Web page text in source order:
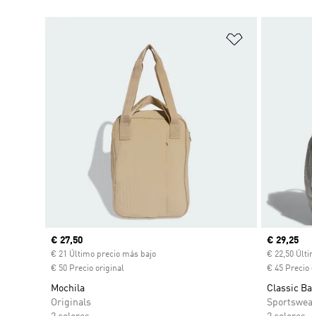
Precio actual
€ 27,50
€ 21 Último precio más bajo
€ 50 Precio original
Mochila
Originals
Precio
€ 29,25
€ 22,50
€ 45 Precio
Classic